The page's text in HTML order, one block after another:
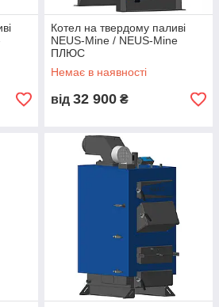
Котел на твердому паливі
NEUS-Mine / NEUS-Mine
ПЛЮС
Немає в наявності
від 32 900 ₴